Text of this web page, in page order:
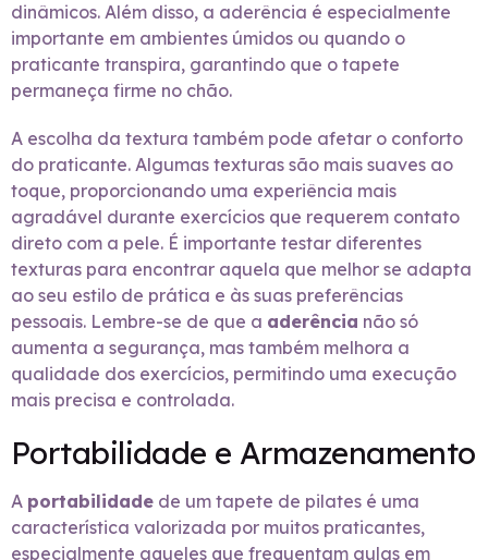
dinâmicos. Além disso, a aderência é especialmente
importante em ambientes úmidos ou quando o
praticante transpira, garantindo que o tapete
permaneça firme no chão.
A escolha da textura também pode afetar o conforto
do praticante. Algumas texturas são mais suaves ao
toque, proporcionando uma experiência mais
agradável durante exercícios que requerem contato
direto com a pele. É importante testar diferentes
texturas para encontrar aquela que melhor se adapta
ao seu estilo de prática e às suas preferências
pessoais. Lembre-se de que a aderência não só
aumenta a segurança, mas também melhora a
qualidade dos exercícios, permitindo uma execução
mais precisa e controlada.
Portabilidade e Armazenamento
A portabilidade de um tapete de pilates é uma
característica valorizada por muitos praticantes,
especialmente aqueles que frequentam aulas em